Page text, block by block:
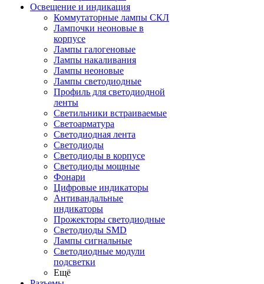
Освещение и индикация
Коммутаторные лампы СКЛ
Лампочки неоновые в
корпусе
Лампы галогеновые
Лампы накаливания
Лампы неоновые
Лампы светодиодные
Профиль для светодиодной
ленты
Светильники встраиваемые
Светоарматура
Светодиодная лента
Светодиоды
Светодиоды в корпусе
Светодиоды мощные
Фонари
Цифровые индикаторы
Антивандальные
индикаторы
Прожекторы светодиодные
Светодиоды SMD
Лампы сигнальные
Светодиодные модули
подсветки
Ещё